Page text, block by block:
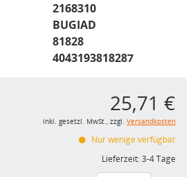
2168310
BUGIAD
81828
4043193818287
25,71 €
inkl. gesetzl. MwSt., zzgl. Versandkosten
Nur wenige verfügbar
Lieferzeit:3-4 Tage